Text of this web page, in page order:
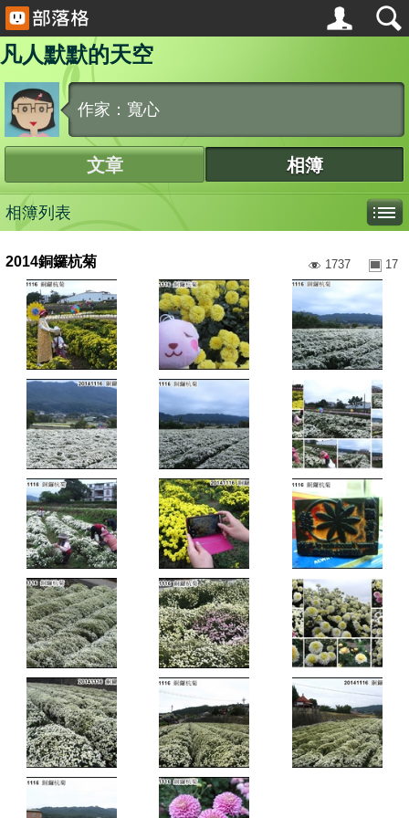
凡人默默的天空
作家：寬心
文章 相簿
相簿列表
2014銅鑼杭菊 17
1737